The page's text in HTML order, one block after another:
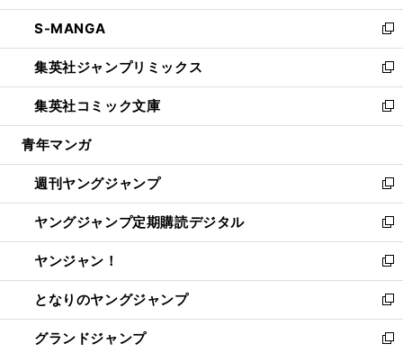
開
く
ウ
で
開
く
ン
ド
ウ
で
開
く
ウ
ィ
ン
ド
ウ
で
開
し
い
ウ
ィ
ン
ド
ウ
開
く
S-MANGA
新
し
い
ウ
ィ
ン
ウ
で
開
く
集英社ジャンプリミックス
新
し
い
ウ
ン
ド
ウ
で
開
く
集英社コミック文庫
新
し
ウ
ィ
ン
ド
ウ
で
開
く
青年マンガ
週刊ヤングジャンプ
新
し
い
ウ
ィ
ン
ド
ウ
で
ヤングジャンプ定期購読デジタル
新
し
い
ウ
ィ
ン
ド
ヤンジャン！
新
し
い
ウ
ィ
となりのヤングジャンプ
新
し
い
グランドジャンプ
新